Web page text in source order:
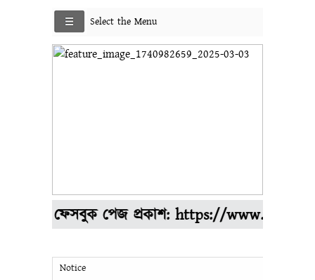
Select the Menu
ফেসবুক পেজ প্রকাশ: https://
Notice